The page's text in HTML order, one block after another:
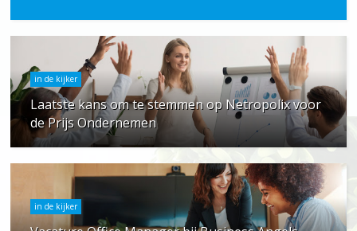
in de kijker
Laatste kans om te stemmen op Netropolix voor
de Prijs Ondernemen
in de kijker